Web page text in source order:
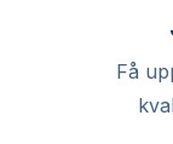
Få